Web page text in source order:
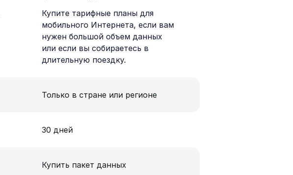
Купите тарифные планы для
мобильного Интернета, если вам
нужен большой объем данных
или если вы собираетесь в
длительную поездку.
Только в стране или регионе
30 дней
Купить пакет данных